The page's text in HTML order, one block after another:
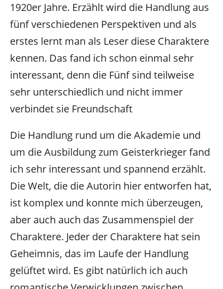
1920er Jahre. Erzählt wird die Handlung aus
fünf verschiedenen Perspektiven und als
erstes lernt man als Leser diese Charaktere
kennen. Das fand ich schon einmal sehr
interessant, denn die Fünf sind teilweise
sehr unterschiedlich und nicht immer
verbindet sie Freundschaft
Die Handlung rund um die Akademie und
um die Ausbildung zum Geisterkrieger fand
ich sehr interessant und spannend erzählt.
Die Welt, die die Autorin hier entworfen hat,
ist komplex und konnte mich überzeugen,
aber auch auch das Zusammenspiel der
Charaktere. Jeder der Charaktere hat sein
Geheimnis, das im Laufe der Handlung
gelüftet wird. Es gibt natürlich ich auch